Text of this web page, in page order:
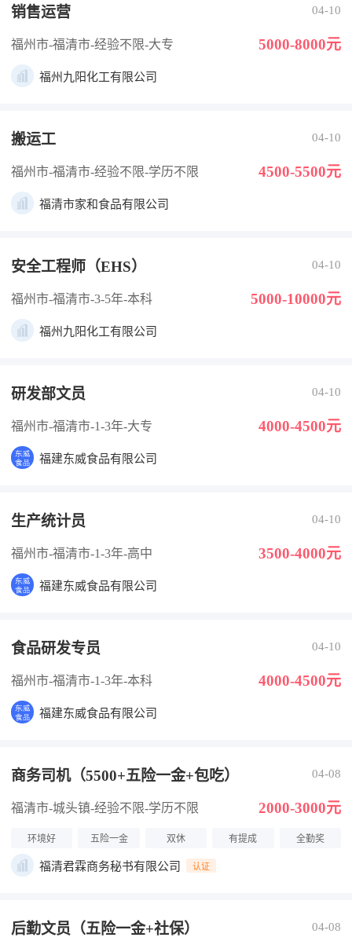
销售运营 04-10
福州市-福清市-经验不限-大专 5000-8000元
福州九阳化工有限公司
搬运工 04-10
福州市-福清市-经验不限-学历不限 4500-5500元
福清市家和食品有限公司
安全工程师（EHS） 04-10
福州市-福清市-3-5年-本科 5000-10000元
福州九阳化工有限公司
研发部文员 04-10
福州市-福清市-1-3年-大专 4000-4500元
福建东威食品有限公司
生产统计员 04-10
福州市-福清市-1-3年-高中 3500-4000元
福建东威食品有限公司
食品研发专员 04-10
福州市-福清市-1-3年-本科 4000-4500元
福建东威食品有限公司
商务司机（5500+五险一金+包吃） 04-08
福清市-城头镇-经验不限-学历不限 2000-3000元
环境好 五险一金 双休 有提成 全勤奖
福清君霖商务秘书有限公司 认证
后勤文员（五险一金+社保） 04-08